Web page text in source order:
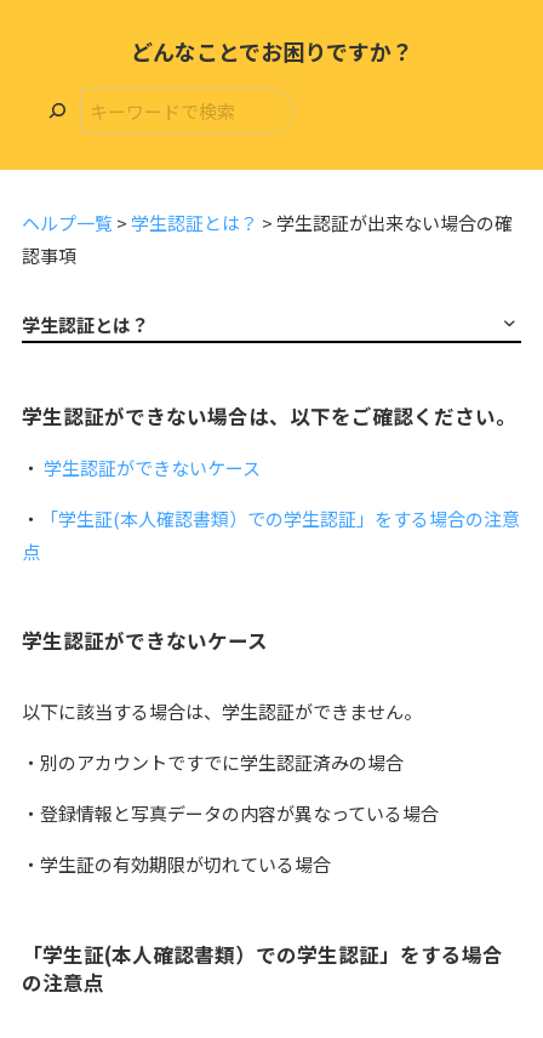
どんなことでお困りですか？
ヘルプ一覧 >学生認証とは？ >学生認証が出来ない場合の確
認事項
学生認証とは？
学生認証ができない場合は、以下をご確認ください。
・ 学生認証ができないケース
・
「学生証(本人確認書類）での学生認証」をする場合の注意
点
学生認証ができないケース
以下に該当する場合は、学生認証ができません。
・別のアカウントですでに学生認証済みの場合
・登録情報と写真データの内容が異なっている場合
・学生証の有効期限が切れている場合
「学生証(本人確認書類）での学生認証」をする場合
の注意点